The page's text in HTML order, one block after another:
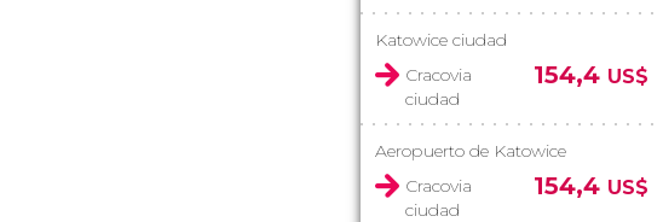
Katowice ciudad
Cracovia
ciudad
154,4 US$
Aeropuerto de Katowice
Cracovia
ciudad
154,4 US$